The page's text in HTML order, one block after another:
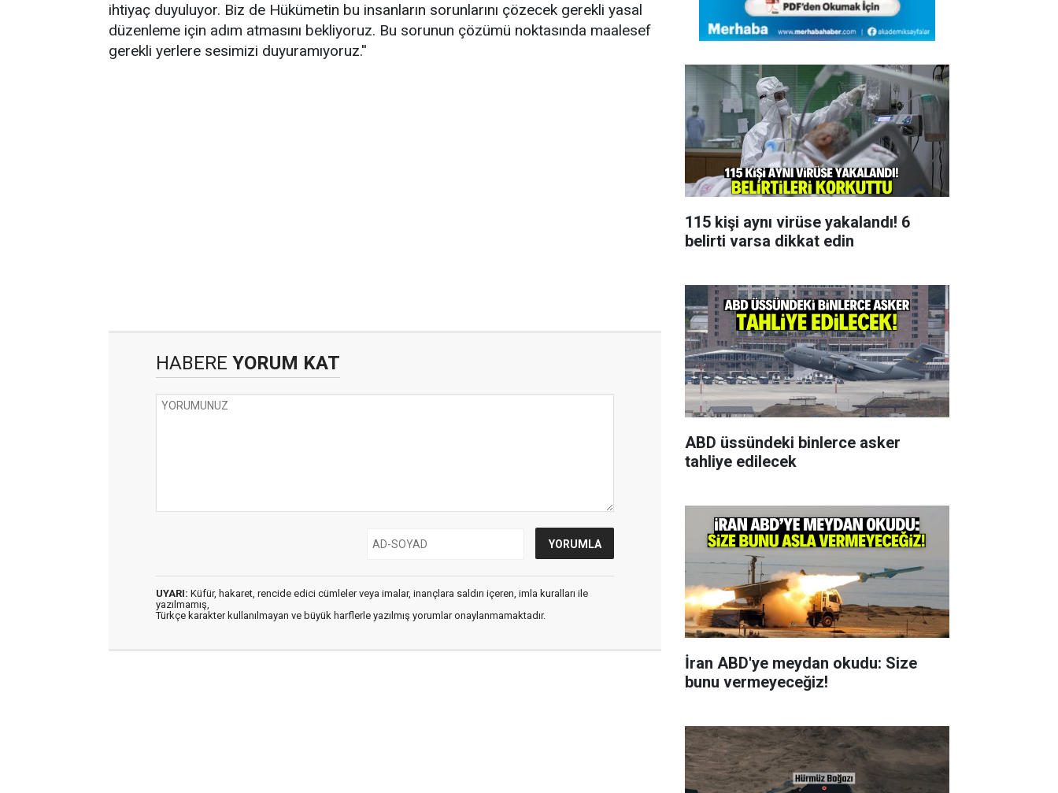
ihtiyaç duyuluyor. Biz de Hükümetin bu insanların sorunlarını çözecek gerekli yasal
düzenleme için adım atmasını bekliyoruz. Bu sorunun çözümü noktasında maalesef
gerekli yerlere sesimizi duyuramıyoruz.''
HABERE YORUM KAT
UYARI: Küfür, hakaret, rencide edici cümleler veya imalar, inançlara saldırı içeren, imla kuralları ile
yazılmamış,
Türkçe karakter kullanılmayan ve büyük harflerle yazılmış yorumlar onaylanmamaktadır.
115 kişi aynı virüse yakalandı! 6
belirti varsa dikkat edin
ABD üssündeki binlerce asker
tahliye edilecek
İran ABD'ye meydan okudu: Size
bunu vermeyeceğiz!